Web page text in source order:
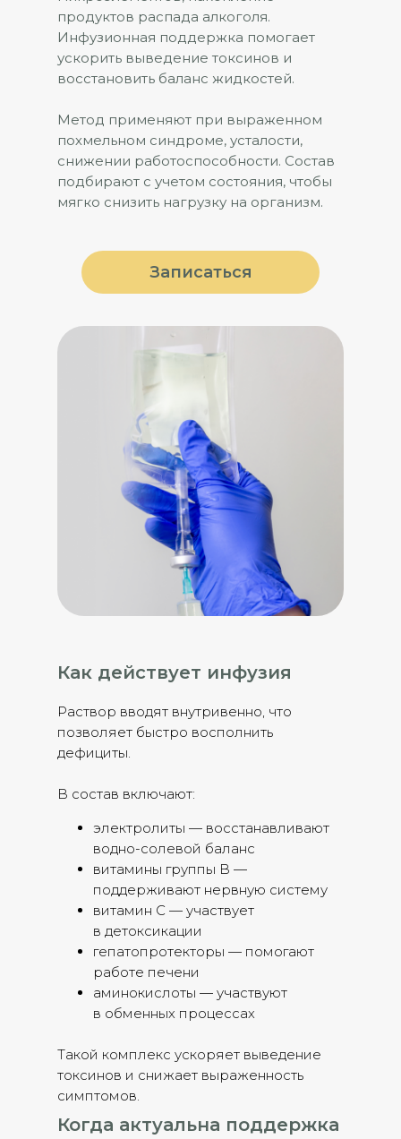
Записаться
продуктов распада алкоголя.
Инфузионная поддержка помогает
ускорить выведение токсинов и
восстановить баланс жидкостей.
Метод применяют при выраженном
похмельном синдроме, усталости,
снижении работоспособности. Состав
подбирают с учетом состояния, чтобы
мягко снизить нагрузку на организм.
Как действует инфузия
Раствор вводят внутривенно, что
позволяет быстро восполнить
дефициты.
В состав включают:
электролиты — восстанавливают
водно-солевой баланс
витамины группы B —
поддерживают нервную систему
витамин С — участвует
в детоксикации
гепатопротекторы — помогают
работе печени
аминокислоты — участвуют
в обменных процессах
Такой комплекс ускоряет выведение
токсинов и снижает выраженность
симптомов.
Когда актуальна поддержка